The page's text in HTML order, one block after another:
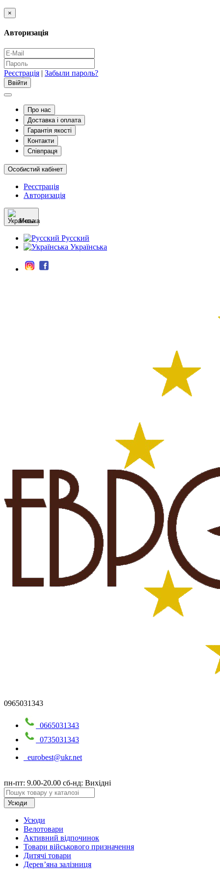
×
Авторизація
Реєстрація | Забыли пароль?
Про нас
Доставка і оплата
Гарантія якості
Контакти
Співпраця
Особистий кабінет
Реєстрація
Авторизація
Мова
Русский
Українська
0965031343
0665031343
0735031343
eurobest@ukr.net
пн-пт: 9.00-20.00 сб-нд: Вихідні
Усюди
Усюди
Велотовари
Активний відпочинок
Товари військового призначення
Дитячі товари
Дерев’яна залізниця